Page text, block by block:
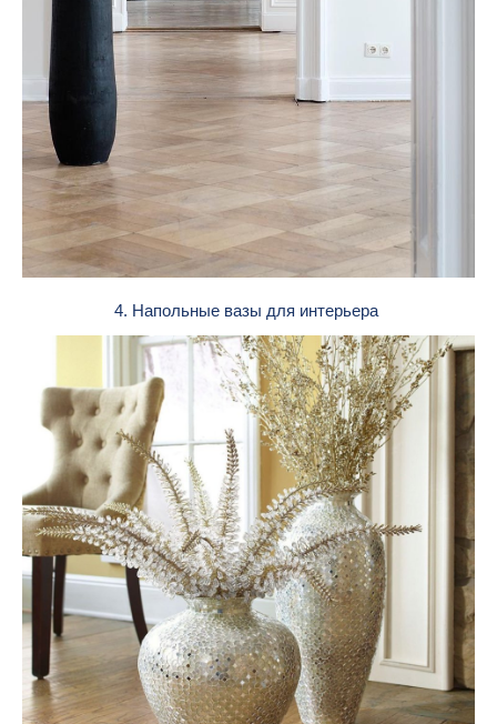
4. Напольные вазы для интерьера